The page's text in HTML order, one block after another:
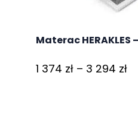
Materac
1 374 zł – 3 294 zł